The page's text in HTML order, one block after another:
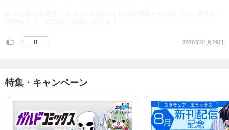
0 2026年01月29日
特集・キャンペーン